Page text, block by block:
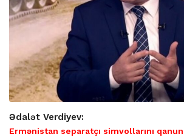
Ədalət Verdiyev:
Ermənistan separatçı simvollarını